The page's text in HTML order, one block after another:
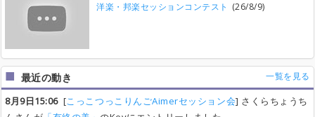
洋楽・邦楽セッションコンテスト (26/8/9)
最近の動き 一覧を見る
8月9日15:06[こっこつっこりんごAimerセッション会] さくらちょうち